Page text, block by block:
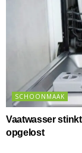
SCHOONMAAK
Vaatwasser
opgelost